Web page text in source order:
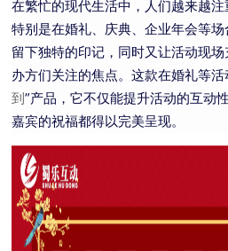
在繁忙的现代生活中，人们越来越注
特别是在婚礼、庆典、企业年会等
留下独特的印记，同时又让活动现
办方们关注的焦点。这款在婚礼等
到”产品，它不仅能提升活动的互动
嘉宾的祝福都得以完美呈现。